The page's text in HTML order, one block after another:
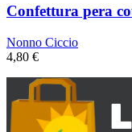
Confettura pera
Nonno Ciccio
4,80 €